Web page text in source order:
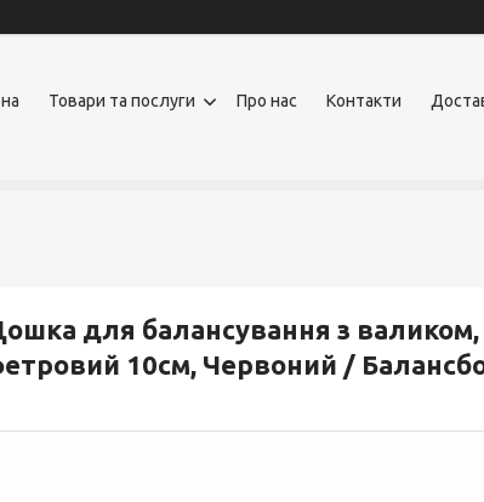
Товари та послуги Про нас Контакти
для балансування з валиком,
10см, Червоний /